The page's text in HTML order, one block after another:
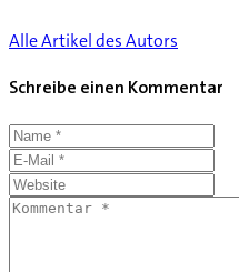
Alle Artikel des Autors
Schreibe einen Kommentar